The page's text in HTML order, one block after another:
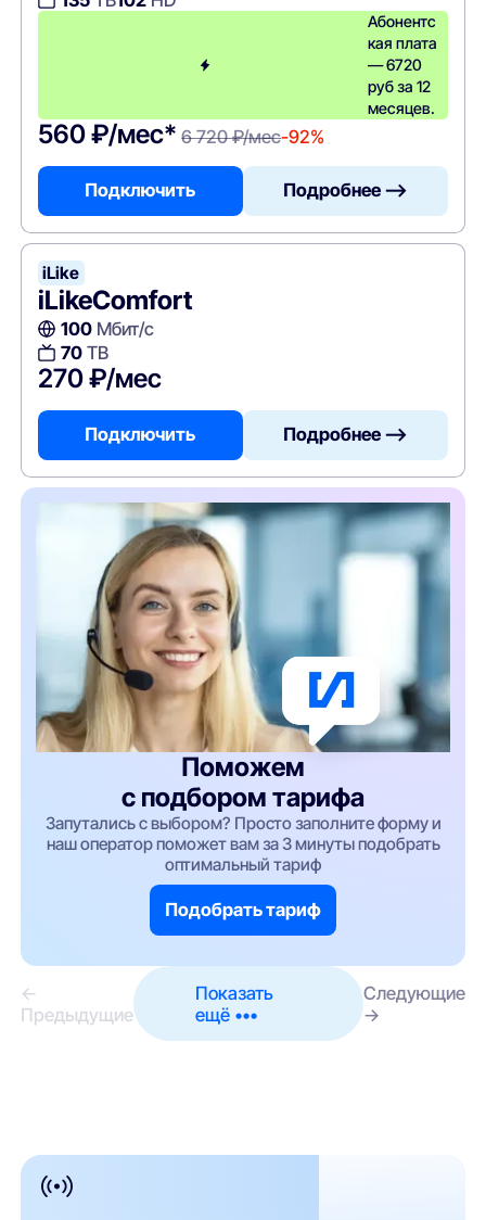
Абонентс
кая плата
— 6720
руб за 12
месяцев.
560 ₽/мес* 6 720 ₽/мес-92%
Подключить Подробнее —>
iLike
iLikeComfort
100Мбит/с
70ТВ
270 ₽/мес
Подключить Подробнее —>
Поможем
с подбором тарифа
Запутались с выбором? Просто заполните форму и
наш оператор поможет вам за 3 минуты подобрать
оптимальный тариф
Подобрать тариф
←
Предыдущие
Показать
ещё •••
Следующие
→